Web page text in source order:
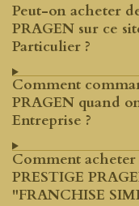
Peut-on acheter
PRAGEN sur ce
Particulier ?
Comment
PRAGEN quand
Entreprise ?
Comment
PRESTIGE
"FRANCHISE